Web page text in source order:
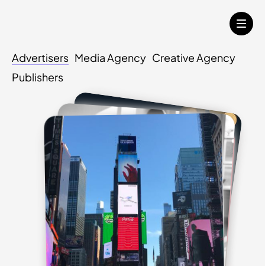
Advertisers Media Agency Creative Agency
Publishers